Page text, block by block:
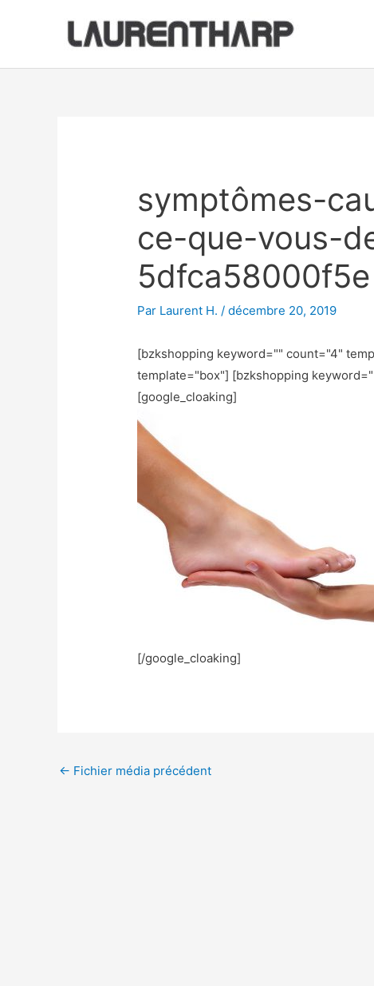
symptômes-
ce-que-vous-
5dfca58000f5e
Par Laurent H./décembre 20, 2019
[bzkshopping keyword="" count="4"
template="box"] [bzkshopping keyword="
[google_cloaking]
[/google_cloaking]
← Fichier média précédent